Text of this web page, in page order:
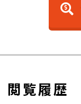
閲覧履歴